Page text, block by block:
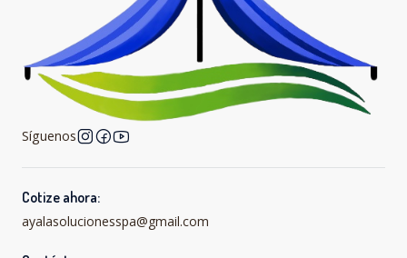
Síguenos
Cotize ahora:
ayalasolucionesspa@gmail.com